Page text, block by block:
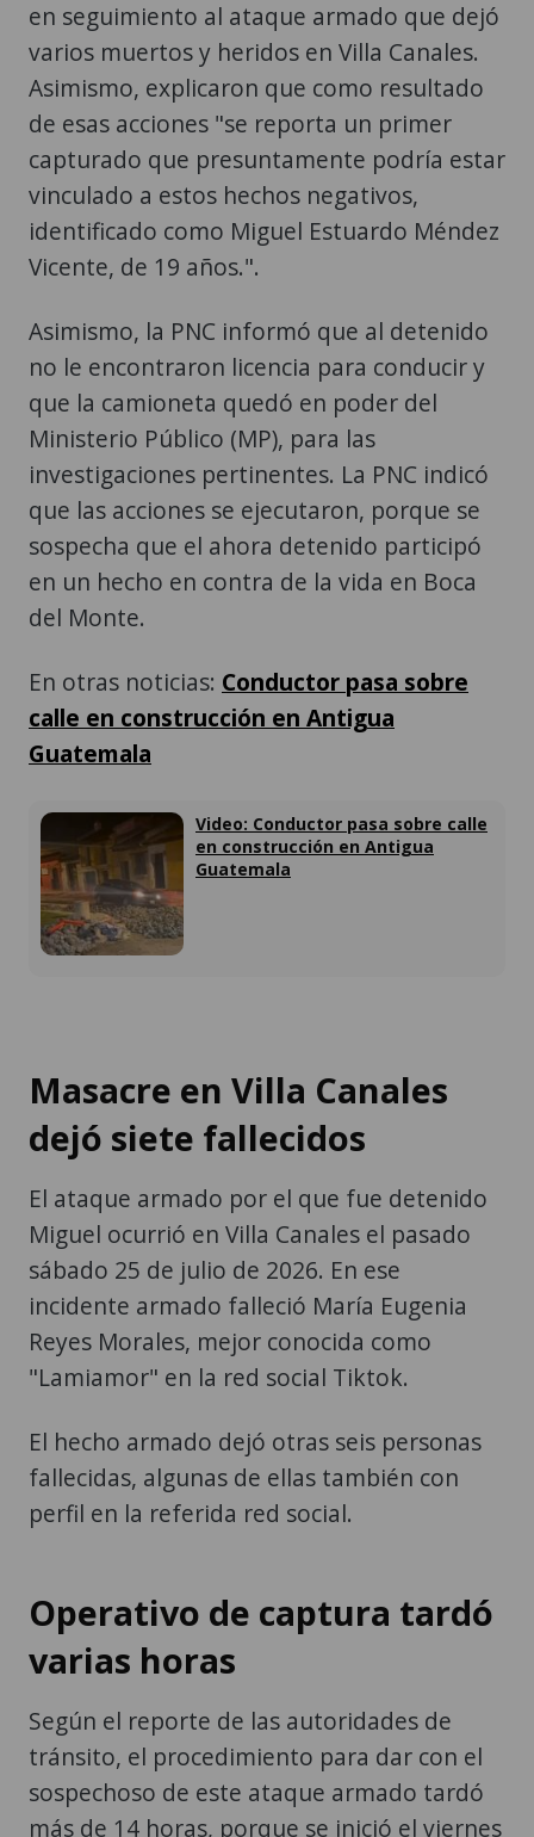
en seguimiento al ataque armado que dejó
varios muertos y heridos en Villa Canales.
Asimismo, explicaron que como resultado
de esas acciones "se reporta un primer
capturado que presuntamente podría estar
vinculado a estos hechos negativos,
identificado como Miguel Estuardo Méndez
Vicente, de 19 años.".
Asimismo, la PNC informó que al detenido
no le encontraron licencia para conducir y
que la camioneta quedó en poder del
Ministerio Público (MP), para las
investigaciones pertinentes. La PNC indicó
que las acciones se ejecutaron, porque se
sospecha que el ahora detenido participó
en un hecho en contra de la vida en Boca
del Monte.
En otras noticias: Conductor pasa sobre
calle en construcción en Antigua
Guatemala
Video: Conductor pasa sobre calle
en construcción en Antigua
Guatemala
Masacre en Villa Canales
dejó siete fallecidos
El ataque armado por el que fue detenido
Miguel ocurrió en Villa Canales el pasado
sábado 25 de julio de 2026. En ese
incidente armado falleció María Eugenia
Reyes Morales, mejor conocida como
"Lamiamor" en la red social Tiktok.
El hecho armado dejó otras seis personas
fallecidas, algunas de ellas también con
perfil en la referida red social.
Operativo de captura tardó
varias horas
Según el reporte de las autoridades de
tránsito, el procedimiento para dar con el
sospechoso de este ataque armado tardó
más de 14 horas, porque se inició el viernes